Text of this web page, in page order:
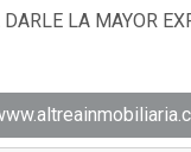
LA MAYOR